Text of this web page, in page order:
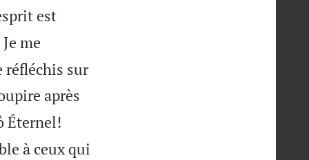
est
Je me
réfléchis sur
après
Éternel!
à ceux qui